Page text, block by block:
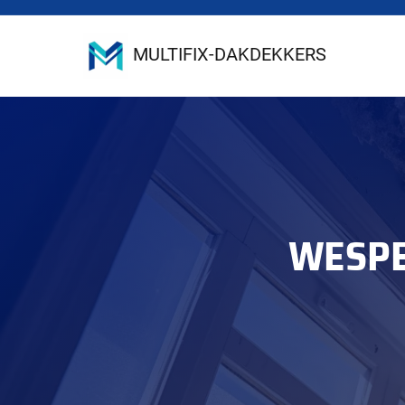
MULTIFIX-DAKDEKKERS